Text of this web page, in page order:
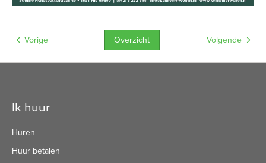
Volgende
Overzicht
Vorige
Contactinformatie
Ik huur
Huren
Huur betalen